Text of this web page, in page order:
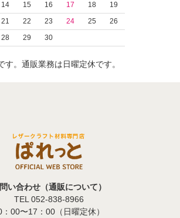
14 15 16 17 18
19
21 22 23 24 25
26
28 29 30
す。通販業務は日曜定休です。
い合わせ（通販について）
TEL 052-838-8966
：00〜17：00（日曜定休）